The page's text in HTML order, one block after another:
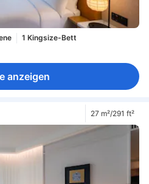
1 Kingsize-Bett
anzeigen
27 m²/291 ft²